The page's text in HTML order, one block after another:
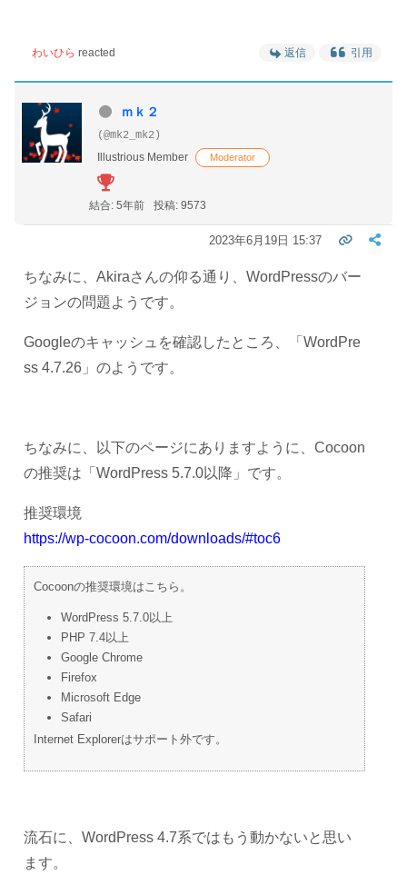
わいひら reacted 返信 引用
ｍｋ２
(@mk2_mk2)
Illustrious Member
Moderator
結合: 5年前 投稿: 9573
2023年6月19日 15:37
ちなみに、Akiraさんの仰る通り、WordPressのバー
ジョンの問題ようです。
Googleのキャッシュを確認したところ、「WordPre
ss 4.7.26」のようです。
ちなみに、以下のページにありますように、Cocoon
の推奨は「WordPress 5.7.0以降」です。
推奨環境
https://wp-cocoon.com/downloads/#toc6
Cocoonの推奨環境はこちら。
WordPress 5.7.0以上
PHP 7.4以上
Google Chrome
Firefox
Microsoft Edge
Safari
Internet Explorerはサポート外です。
流石に、WordPress 4.7系ではもう動かないと思い
ます。